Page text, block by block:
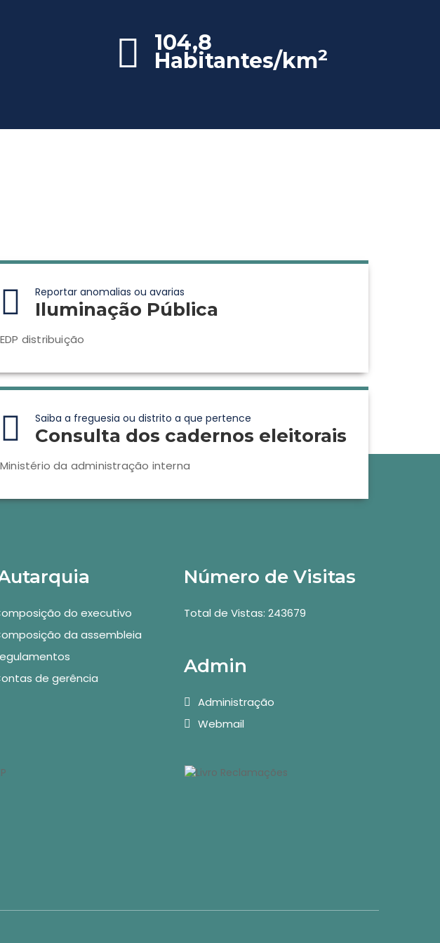
104,8
Habitantes/km2
Reportar anomalias ou avarias
Iluminação Pública
EDP distribuição
Saiba a freguesia ou distrito a que pertence
Consulta dos cadernos eleitorais
Ministério da administração interna
do executivo
da assembleia
de gerência
Número de Visitas
Total de Vistas: 243679
Admin
Administração
Webmail